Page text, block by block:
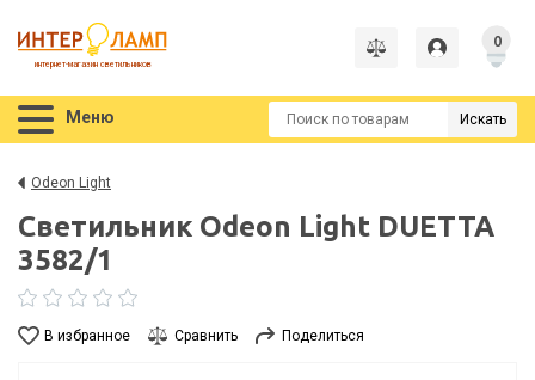
интернет-магазин светильников
0
Меню Искать
Odeon Light
Светильник Odeon Light DUETTA
3582/1
В избранное Сравнить Поделиться